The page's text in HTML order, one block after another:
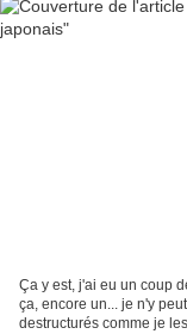
Ça y est, j'ai eu un coup
ça, encore un... je n'y
destructurés comme je